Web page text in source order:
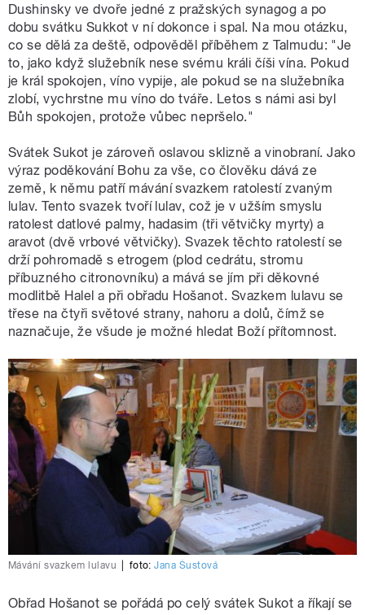
Dushinsky ve dvoře jedné z pražských synagog a po
dobu svátku Sukkot v ní dokonce i spal. Na mou otázku,
co se dělá za deště, odpověděl příběhem z Talmudu: "Je
to, jako když služebník nese svému králi číši vína. Pokud
je král spokojen, víno vypije, ale pokud se na služebníka
zlobí, vychrstne mu víno do tváře. Letos s námi asi byl
Bůh spokojen, protože vůbec nepršelo."
Svátek Sukot je zároveň oslavou sklizně a vinobraní. Jako
výraz poděkování Bohu za vše, co člověku dává ze
země, k němu patří mávání svazkem ratolestí zvaným
lulav. Tento svazek tvoří lulav, což je v užším smyslu
ratolest datlové palmy, hadasim (tři větvičky myrty) a
aravot (dvě vrbové větvičky). Svazek těchto ratolestí se
drží pohromadě s etrogem (plod cedrátu, stromu
příbuzného citronovníku) a mává se jím při děkovné
modlitbě Halel a při obřadu Hošanot. Svazkem lulavu se
třese na čtyři světové strany, nahoru a dolů, čímž se
naznačuje, že všude je možné hledat Boží přítomnost.
Mávání svazkem lulavu foto:Jana Šustová
Obřad Hošanot se pořádá po celý svátek Sukot a říkají se